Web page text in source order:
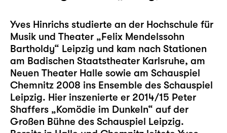
Yves Hinrichs studierte an der Hochschule für
Musik und Theater „Felix Mendelssohn
Bartholdy“ Leipzig und kam nach Stationen
am Badischen Staatstheater Karlsruhe, am
Neuen Theater Halle sowie am Schauspiel
Chemnitz 2008 ins Ensemble des Schauspiel
Leipzig. Hier inszenierte er 2014/15 Peter
Shaffers „Komödie im Dunkeln“ auf der
Großen Bühne des Schauspiel Leipzig.